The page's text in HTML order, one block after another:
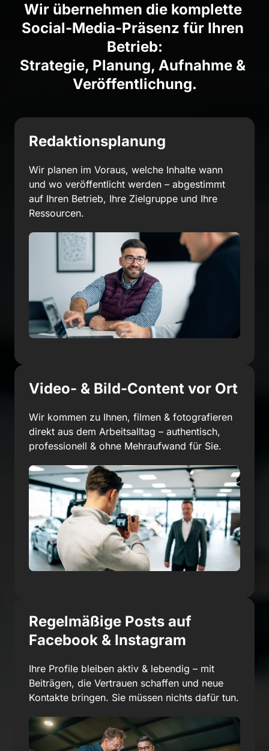
Wir übernehmen die komplette
Social-Media-Präsenz für Ihren
Betrieb:
Strategie, Planung, Aufnahme &
Veröffentlichung.
Redaktionsplanung
Wir planen im Voraus, welche Inhalte wann
und wo veröffentlicht werden – abgestimmt
auf Ihren Betrieb, Ihre Zielgruppe und Ihre
Ressourcen.
Video- & Bild-Content vor Ort
Wir kommen zu Ihnen, filmen & fotografieren
direkt aus dem Arbeitsalltag – authentisch,
professionell & ohne Mehraufwand für Sie.
Regelmäßige Posts auf
Facebook & Instagram
Ihre Profile bleiben aktiv & lebendig – mit
Beiträgen, die Vertrauen schaffen und neue
Kontakte bringen. Sie müssen nichts dafür tun.